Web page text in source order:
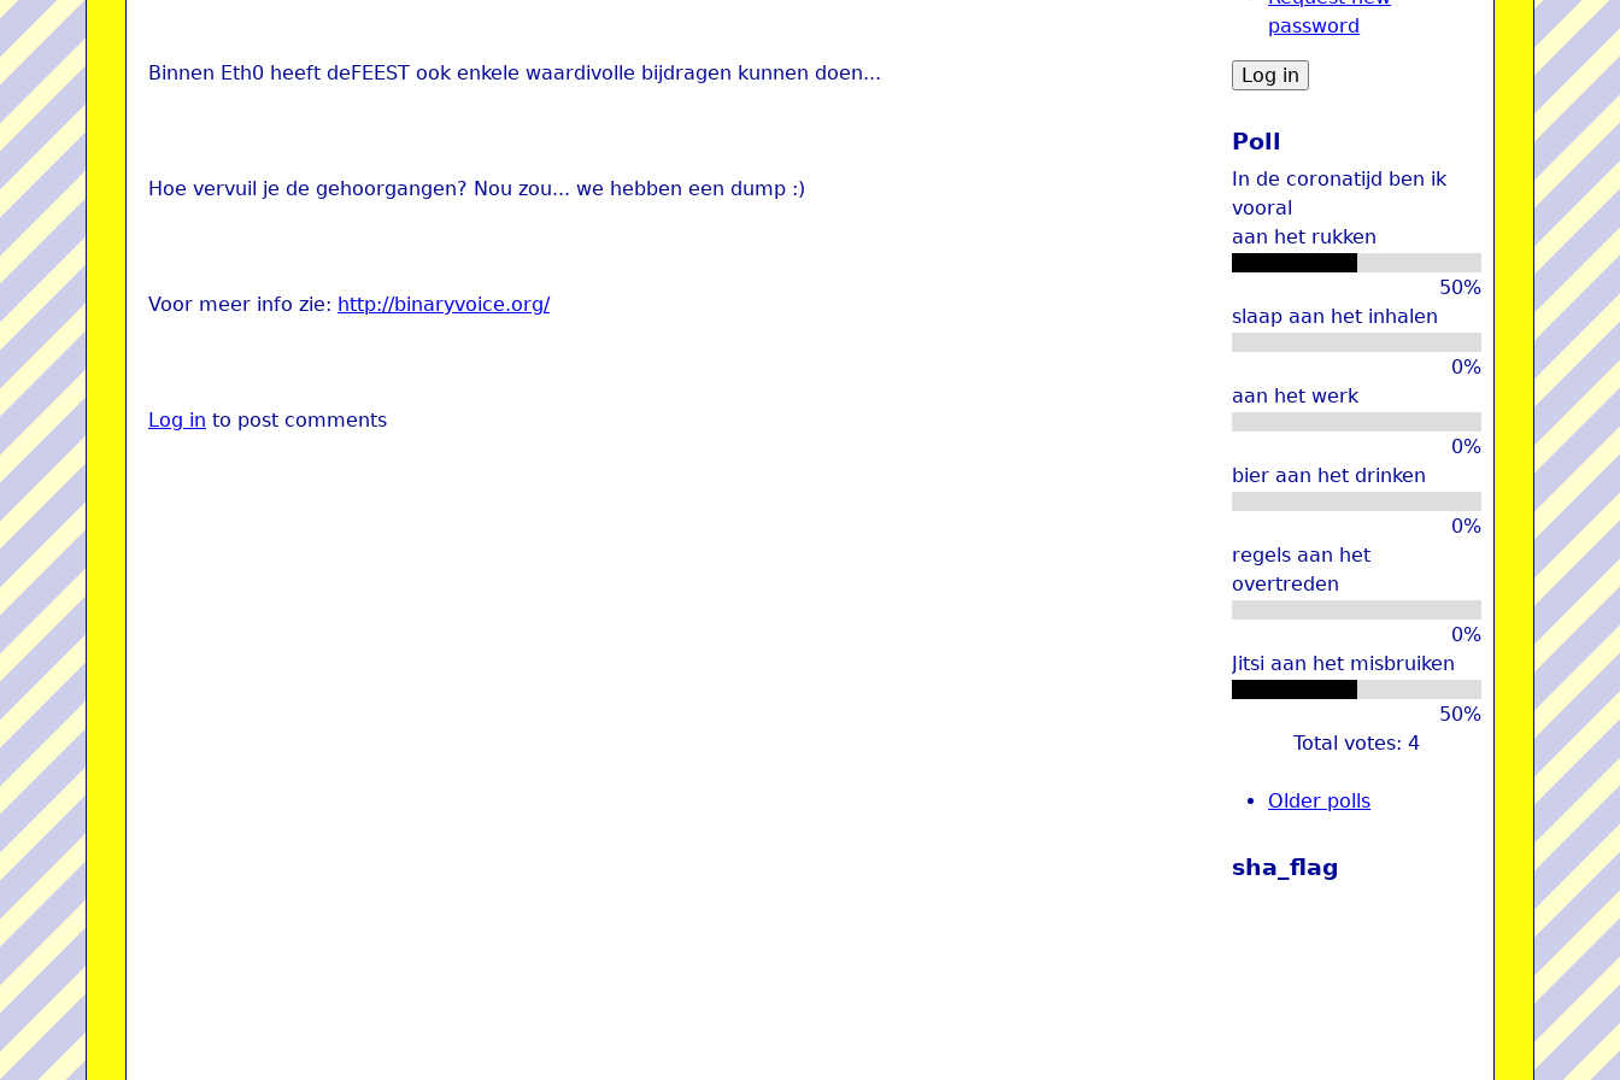
Binnen Eth0 heeft deFEEST ook enkele waardivolle bijdragen kunnen doen...
Hoe vervuil je de gehoorgangen? Nou zou... we hebben een dump :)
Voor meer info zie: http://binaryvoice.org/
Log in to post comments
password
Poll
In de coronatijd ben ik
vooral
aan het rukken
50%
slaap aan het inhalen
0%
aan het werk
0%
bier aan het drinken
0%
regels aan het
overtreden
0%
Jitsi aan het misbruiken
50%
Total votes: 4
Older polls
sha_flag